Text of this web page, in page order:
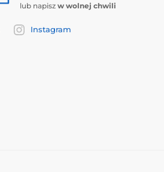
lub napisz w wolnej chwili
Instagram